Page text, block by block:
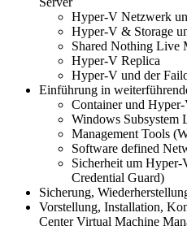
Hyper-V Netzwerk
Hyper-V & Storage
Shared Nothing Live
Hyper-V Replica
Hyper-V und der
Einführung in
Container und
Windows Subsystem
Management Tools
Software defined
Sicherheit um
Credential Guard)
Sicherung,
Vorstellung, Installation,
Center Virtual Machine